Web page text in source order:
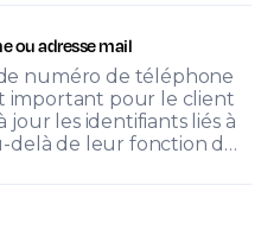
ou adresse mail
numéro de téléphone
important pour le client
les identifiants liés à
delà de leur fonction d…